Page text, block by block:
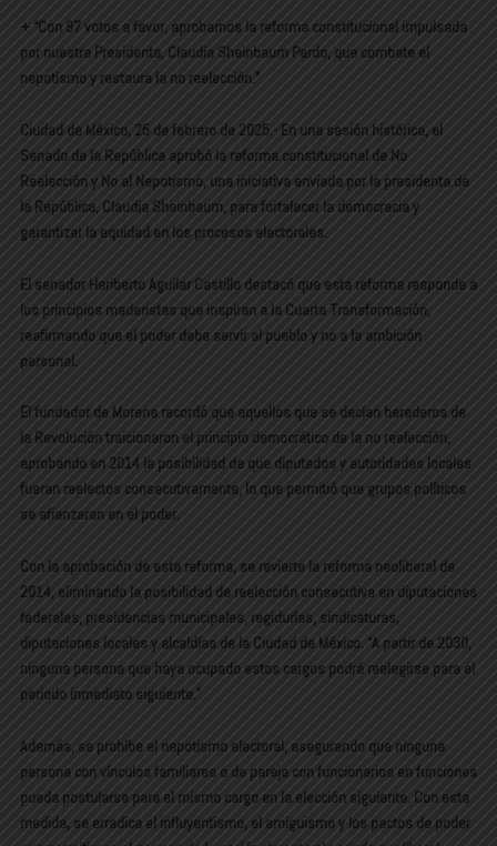
+ “Con 97 votos a favor, aprobamos la reforma constitucional impulsada
por nuestra Presidenta, Claudia Sheinbaum Pardo, que combate el
nepotismo y restaura la no reelección.”
Ciudad de México, 25 de febrero de 2025.- En una sesión histórica, el
Senado de la República aprobó la reforma constitucional de No
Reelección y No al Nepotismo, una iniciativa enviada por la presidenta de
la República, Claudia Sheinbaum, para fortalecer la democracia y
garantizar la equidad en los procesos electorales.
El senador Heriberto Aguilar Castillo destacó que esta reforma responde a
los principios maderistas que inspiran a la Cuarta Transformación,
reafirmando que el poder debe servir al pueblo y no a la ambición
personal.
El fundador de Morena recordó que aquellos que se decían herederos de
la Revolución traicionaron el principio democrático de la no reelección,
aprobando en 2014 la posibilidad de que diputados y autoridades locales
fueran reelectos consecutivamente, lo que permitió que grupos políticos
se afianzaran en el poder.
Con la aprobación de esta reforma, se revierte la reforma neoliberal de
2014, eliminando la posibilidad de reelección consecutiva en diputaciones
federales, presidencias municipales, regidurías, sindicaturas,
diputaciones locales y alcaldías de la Ciudad de México. “A partir de 2030,
ninguna persona que haya ocupado estos cargos podrá reelegirse para el
periodo inmediato siguiente.”
Además, se prohíbe el nepotismo electoral, asegurando que ninguna
persona con vínculos familiares o de pareja con funcionarios en funciones
pueda postularse para el mismo cargo en la elección siguiente. Con esta
medida, se erradica el influyentismo, el amiguismo y los pactos de poder